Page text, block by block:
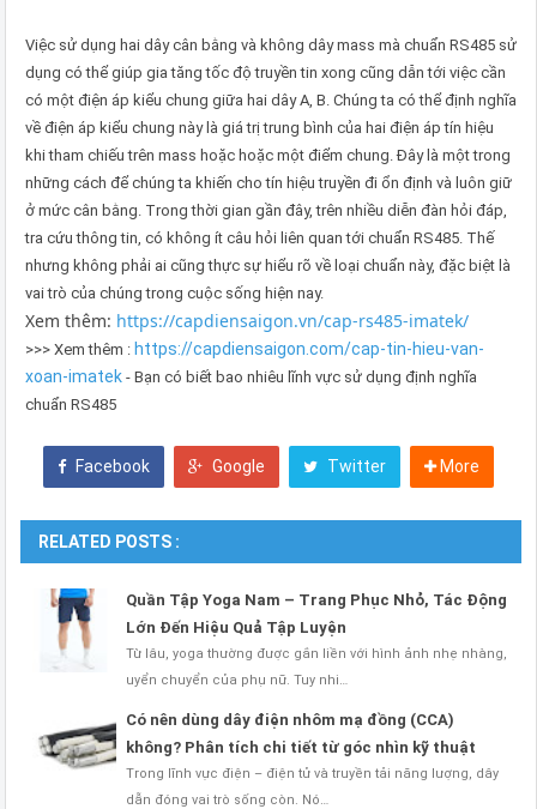
Việc sử dụng hai dây cân bằng và không dây mass mà chuẩn RS485 sử
dụng có thể giúp gia tăng tốc độ truyền tin xong cũng dẫn tới việc cần
có một điện áp kiểu chung giữa hai dây A, B. Chúng ta có thể định nghĩa
về điện áp kiểu chung này là giá trị trung bình của hai điện áp tín hiệu
khi tham chiếu trên mass hoặc hoặc một điểm chung. Đây là một trong
những cách để chúng ta khiến cho tín hiệu truyền đi ổn định và luôn giữ
ở mức cân bằng. Trong thời gian gần đây, trên nhiều diễn đàn hỏi đáp,
tra cứu thông tin, có không ít câu hỏi liên quan tới chuẩn RS485. Thế
nhưng không phải ai cũng thực sự hiểu rõ về loại chuẩn này, đặc biệt là
vai trò của chúng trong cuộc sống hiện nay.
Xem thêm: https://capdiensaigon.vn/cap-rs485-imatek/
>>> Xem thêm : https://capdiensaigon.com/cap-tin-hieu-van-
xoan-imatek - Bạn có biết bao nhiêu lĩnh vực sử dụng định nghĩa
chuẩn RS485
Facebook Google Twitter More
RELATED POSTS :
Quần Tập Yoga Nam – Trang Phục Nhỏ, Tác Động
Lớn Đến Hiệu Quả Tập Luyện
Từ lâu, yoga thường được gắn liền với hình ảnh nhẹ nhàng,
uyển chuyển của phụ nữ. Tuy nhi…
Có nên dùng dây điện nhôm mạ đồng (CCA)
không? Phân tích chi tiết từ góc nhìn kỹ thuật
Trong lĩnh vực điện – điện tử và truyền tải năng lượng, dây
dẫn đóng vai trò sống còn. Nó…